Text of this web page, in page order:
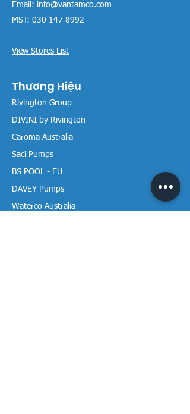
Email: info@vantamco.com
MST: 030 147 8992
View Stores List
Thương Hiệu
Rivington Group
DIVINI by Rivington
Caroma Australia
Saci Pumps
BS POOL - EU
DAVEY Pumps
Waterco Australia